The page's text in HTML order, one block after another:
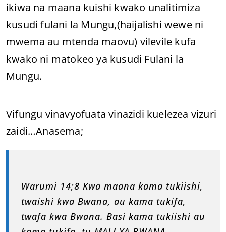
ikiwa na maana kuishi kwako unalitimiza
kusudi fulani la Mungu,(haijalishi wewe ni
mwema au mtenda maovu) vilevile kufa
kwako ni matokeo ya kusudi Fulani la
Mungu.
Vifungu vinavyofuata vinazidi kuelezea vizuri
zaidi…Anasema;
Warumi 14;8 Kwa maana kama tukiishi,
twaishi kwa Bwana, au kama tukifa,
twafa kwa Bwana. Basi kama tukiishi au